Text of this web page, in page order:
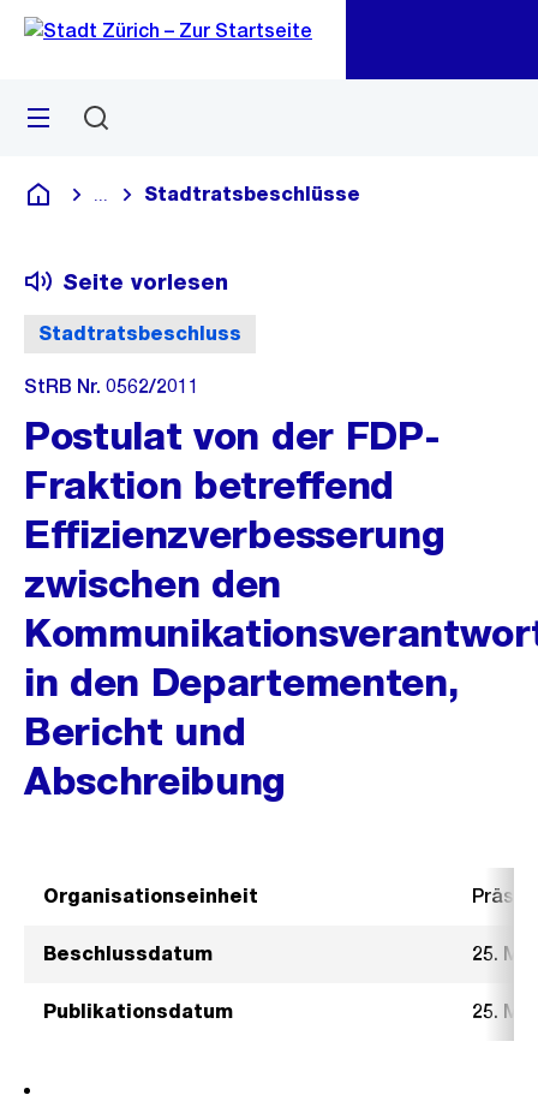
Navigation
Sprunglink
Menü
Deutsch
Blende alle Breadcrumbs ein
Stadtratsbeschlüsse
Stadtratsbeschluss
Seite vorlesen
StRB Nr. 0562/2011
Postulat von der FDP-
Fraktion betreffend
Effizienzverbesserung
zwischen den
in den Departementen,
Bericht und
Abschreibung
Organisationseinheit
Beschlussdatum 25.
Publikationsdatum 25.